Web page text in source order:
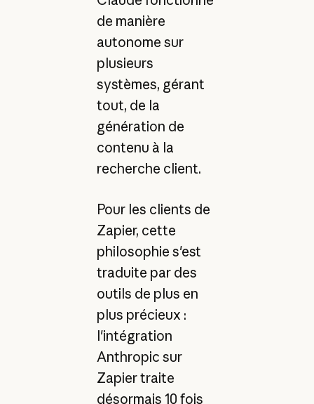
de manière
autonome sur
plusieurs
systèmes, gérant
tout, de la
génération de
contenu à la
recherche client.
Pour les clients de
Zapier, cette
philosophie s'est
traduite par des
outils de plus en
plus précieux :
l'intégration
Anthropic sur
Zapier traite
désormais 10 fois